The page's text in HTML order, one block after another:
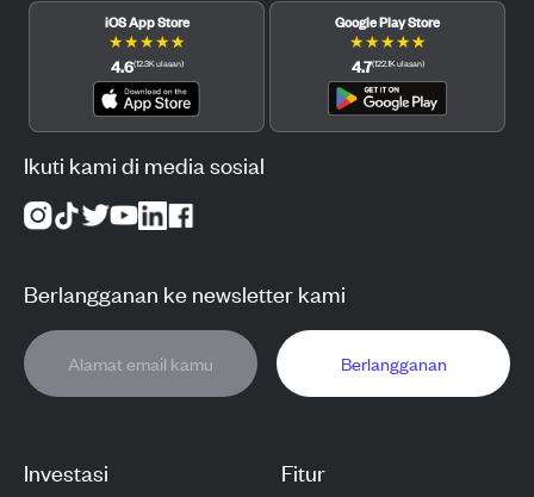
Investasi Fitur
iOS App Store
★★★★★
4.6(12.3Kulasan)
Google Play Store
★★★★★
4.7(122.1Kulasan)
Ikuti kami di media sosial
Berlangganan ke newsletter kami
Berlangganan